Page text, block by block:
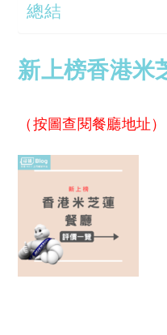
總結
新上榜香港米
（按圖查閱餐廳地址）